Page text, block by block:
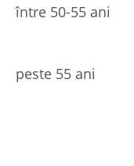
între 50-55 ani
peste 55 ani